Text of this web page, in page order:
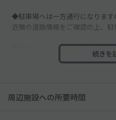
◆駐車場へは一方通行になります
近隣の道路情報をご確認の上、駐
◆予約したスペース以外には駐車
スペースを確認し、ご利用くださ
◇駐車場周辺の道は狭くなってお
続きを
周辺施設への所要時間